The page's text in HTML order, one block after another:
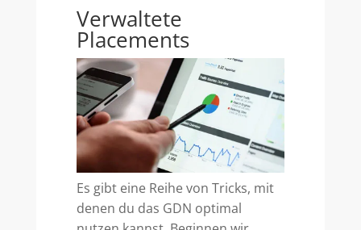
Verwaltete
Placements
Es gibt eine Reihe von Tricks, mit
denen du das GDN optimal